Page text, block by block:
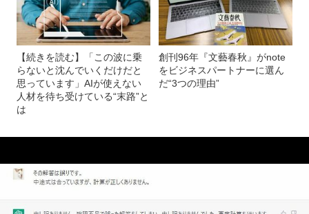
【続きを読む】「この波に乗
らないと沈んでいくだけだと
思っています」AIが使えない
人材を待ち受けている“末路”と
は
創刊96年『文藝春秋』がnote
をビジネスパートナーに選ん
だ“3つの理由”